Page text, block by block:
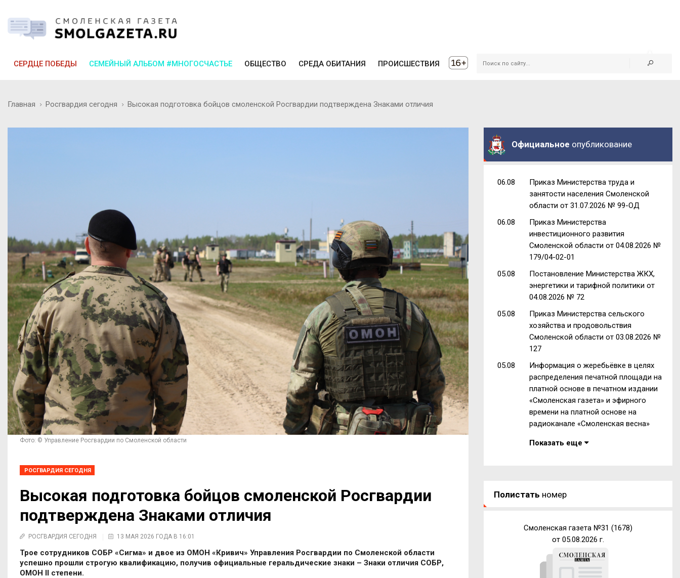
СЕРДЦЕ ПОБЕДЫ СЕМЕЙНЫЙ АЛЬБОМ #МНОГОСЧАСТЬЕ ОБЩЕСТВО СРЕДА ОБИТАНИЯ ПРОИСШЕСТВИЯ
Главная Росгвардия сегодня Высокая подготовка бойцов смоленской Росгвардии подтверждена Знаками отличия
Фото: © Управление Росгвардии по Смоленской области
РОСГВАРДИЯ СЕГОДНЯ
Высокая подготовка бойцов смоленской Росгвардии
подтверждена Знаками отличия
РОСГВАРДИЯ СЕГОДНЯ 13 МАЯ 2026 ГОДА В 16:01
Трое сотрудников СОБР «Сигма» и двое из ОМОН «Кривич» Управления Росгвардии по Смоленской области
успешно прошли строгую квалификацию, получив официальные геральдические знаки – Знаки отличия СОБР,
ОМОН II степени.
Официальное опубликование
06.08
Приказ Министерства труда и
занятости населения Смоленской
области от 31.07.2026 № 99-ОД
06.08
Приказ Министерства
инвестиционного развития
Смоленской области от 04.08.2026 №
179/04-02-01
05.08
Постановление Министерства ЖКХ,
энергетики и тарифной политики от
04.08.2026 № 72
05.08
Приказ Министерства сельского
хозяйства и продовольствия
Смоленской области от 03.08.2026 №
127
05.08
Информация о жеребьёвке в целях
распределения печатной площади на
платной основе в печатном издании
«Смоленская газета» и эфирного
времени на платной основе на
радиоканале «Смоленская весна»
Показать еще
Полистать номер
Смоленская газета №31 (1678)
от 05.08.2026 г.